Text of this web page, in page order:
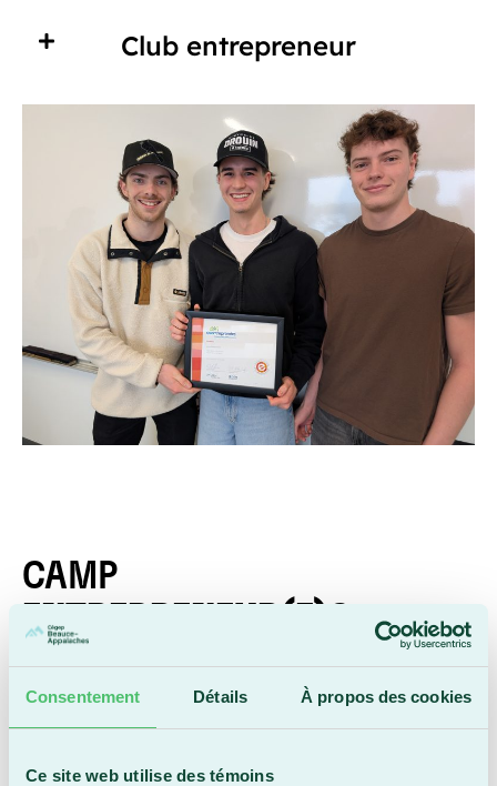
Consentement Détails À propos des cookies
Ce site web utilise des témoins
Club entrepreneur
CAMP
ENTREPRENEUR(E)S
EN DEVENIR
Cours la chance de vivre Le Camp
Entrepreneurs en Devenir (CEED) de
l’École d’Entrepreneurship de Beauce